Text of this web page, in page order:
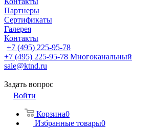
Партнеры
Сертификаты
Галерея
Контакты
+7 (495) 225-95-78
+7 (495) 225-95-78 Многоканальный
sale@ktnd.ru
Задать вопрос
Войти
Корзина0
Избранные товары0